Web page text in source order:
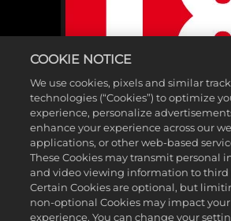
©2025 Gearbox Software. Publicado por 2K
COOKIE NOTICE
We use cookies, pixels and similar
technologies (“Cookies”) to optimize
experience, personalize
enhance your experience across our
applications, or other web-based
These Cookies may transmit personal
and video viewing information to third
Certain Cookies are optional, but
non-optional Cookies may impact
experience. You can change your